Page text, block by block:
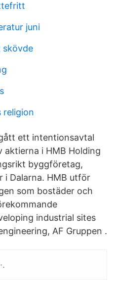
juni
skövde
religion
ett intentionsavtal
aktierna i HMB Holding
byggföretag,
i Dalarna. HMB utför
som bostäder och
industrial sites
AF Gruppen .